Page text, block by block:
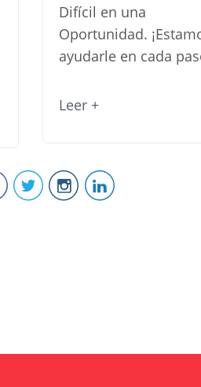
Difícil en una
Oportunidad.
ayudarle en cada
Leer +